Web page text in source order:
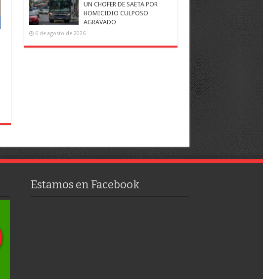
UN CHOFER DE SAETA POR
HOMICIDIO CULPOSO
AGRAVADO
6 de agosto de 2026
Estamos en Facebook